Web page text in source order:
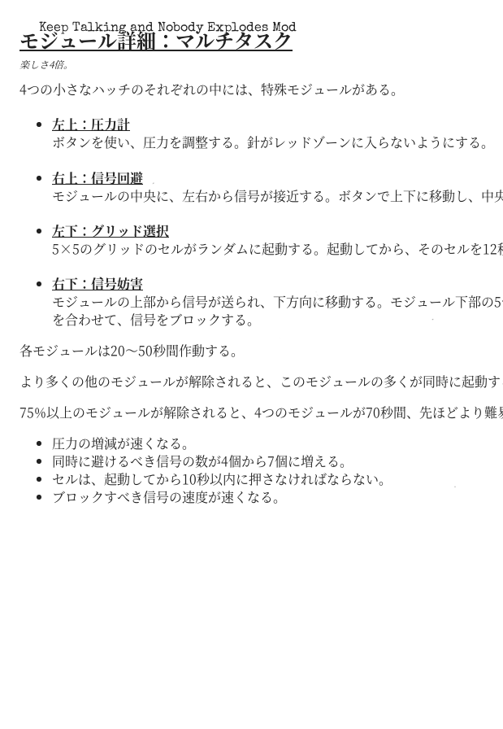
Keep Talking and Nobody Explodes Mod
モジュール詳細：マルチタスク
楽しさ4倍。
4つの小さなハッチのそれぞれの中には、特殊モジュールがある。
左上：圧力計
ボタンを使い、圧力を調整する。針がレッドゾーンに入らないようにする。
右上：信号回避
モジュールの中央に、左右から信号が接近する。ボタンで上下に移動し、中
左下：グリッド選択
5×5のグリッドのセルがランダムに起動する。起動してから、そのセルを12
右下：信号妨害
モジュールの上部から信号が送られ、下方向に移動する。モジュール下部
を合わせて、信号をブロックする。
各モジュールは20～50秒間作動する。
より多くの他のモジュールが解除されると、このモジュールの多くが同時に起動す
75%以上のモジュールが解除されると、4つのモジュールが70秒間、先ほどより難
圧力の増減が速くなる。
同時に避けるべき信号の数が4個から7個に増える。
セルは、起動してから10秒以内に押さなければならない。
ブロックすべき信号の速度が速くなる。